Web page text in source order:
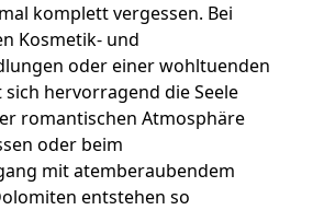
komplett vergessen. Bei
Kosmetik- und
oder einer wohltuenden
sich hervorragend die Seele
romantischen Atmosphäre
oder beim
mit atemberaubendem
entstehen so